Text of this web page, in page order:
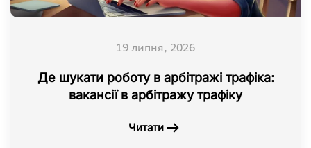
19 липня, 2026
Де шукати роботу в арбітражі трафіка:
вакансії в арбітражу трафіку
Читати